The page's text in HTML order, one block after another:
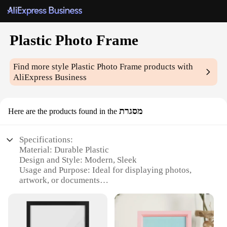
Plastic Photo Frame
Find more stylePlastic Photo Frame products with
AliExpress Business
Here are the products found in the מסגרת
Specifications:
Material: Durable Plastic
Design and Style: Modern, Sleek
Usage and Purpose: Ideal for displaying photos,
artwork, or documents
different display needs
Performance and Property: Lightweight and easy to